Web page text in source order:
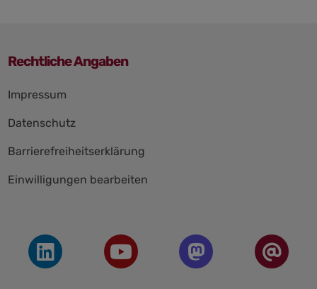
Gespräch | Dr. Rolf-Dieter
Woran forschen KI-
28.10.2025
Vertrauen und Täuschung
Rechtliche Angaben
überspringen
Impressum
Datenschutz
Barrierefreiheitserklärung
Einwilligungen bearbeiten